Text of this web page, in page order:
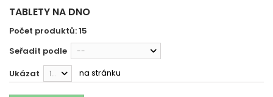
TABLETY NA DNO
Počet produktů: 15
Seřadit podle
--
Ukázat 12 na stránku